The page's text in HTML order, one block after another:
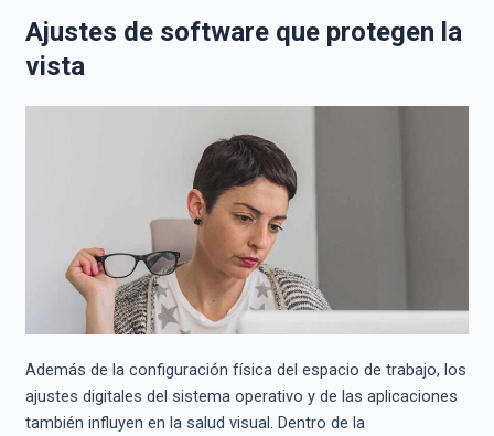
Ajustes de software que protegen la
vista
Además de la configuración física del espacio de trabajo, los
ajustes digitales del sistema operativo y de las aplicaciones
también influyen en la salud visual. Dentro de la